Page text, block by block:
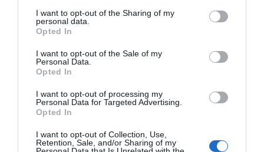
I want to opt-out of the Sharing of my
personal data.
Opted In
I want to opt-out of the Sale of my
Personal Data.
Opted In
I want to opt-out of processing my
Personal Data for Targeted Advertising.
Opted In
I want to opt-out of Collection, Use,
Retention, Sale, and/or Sharing of my
HELY&SZELLEM
2024. november 20.
szellemi alapok
HELY&SZELLEM